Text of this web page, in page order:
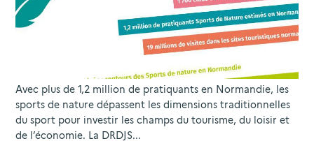
Avec plus de 1,2 million de pratiquants en Normandie, les
sports de nature dépassent les dimensions traditionnelles
du sport pour investir les champs du tourisme, du loisir et
de l’économie. La DRDJS...